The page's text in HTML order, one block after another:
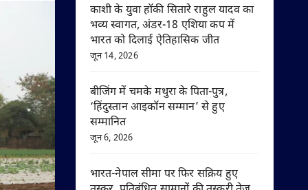
काशी के युवा हॉकी सितारे राहुल यादव का
भव्य स्वागत, अंडर-18 एशिया कप में
भारत को दिलाई ऐतिहासिक जीत
जून 14, 2026
बीजिंग में चमके मथुरा के पिता-पुत्र,
‘हिंदुस्तान आइकॉन सम्मान’ से हुए
सम्मानित
जून 6, 2026
भारत-नेपाल सीमा पर फिर सक्रिय हुए